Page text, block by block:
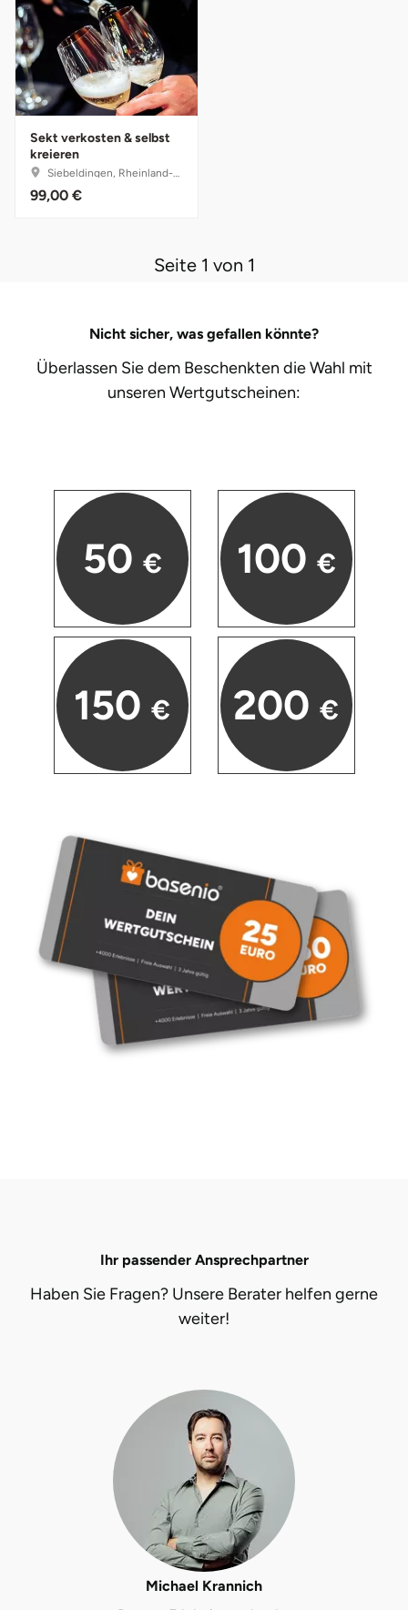
Sekt verkosten & selbst
kreieren
Siebeldingen, Rheinland-Pfalz
99,00 €
Seite 1 von 1
Nicht sicher, was gefallen könnte?
Überlassen Sie dem Beschenkten die Wahl mit
unseren Wertgutscheinen:
50 €
150 €
100 €
200 €
Ihr passender Ansprechpartner
Haben Sie Fragen? Unsere Berater helfen gerne
weiter!
Michael Krannich
Moers
Märkisch-Oderland
Mönchengladbach
München
Nordwestmecklenburg
Nürnberg
Oberhavel
Odenwald
Oder-Spree
Oldenburg
Osnabrück
Ostprignitz-Ruppin
Oy-Mittelberg
Passau